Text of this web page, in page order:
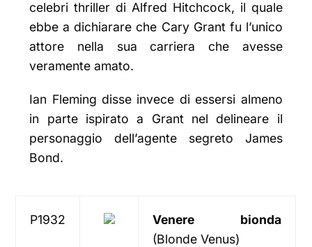
celebri thriller di Alfred Hitchcock, il quale
ebbe a dichiarare che Cary Grant fu l’unico
attore nella sua carriera che avesse
veramente amato.
Ian Fleming disse invece di essersi almeno
in parte ispirato a Grant nel delineare il
personaggio dell’agente segreto James
Bond.
P1932
Venere bionda
(Blonde Venus)